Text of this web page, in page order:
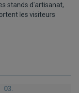
stands d'artisanat,
les visiteurs
03.